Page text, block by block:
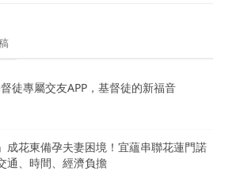
徒專屬交友APP，基督徒的新福音
成花東備孕夫妻困境！宜蘊串聯花蓮門諾
通、時間、經濟負擔